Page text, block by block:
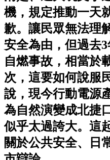
機，規定推動一天
歉。讓民眾無法理
安全為由，但過去
自燃事故，相當於
次，這要如何說服
說，現今行動電源
為自然演變成北捷
似乎太過誇大。這
關於公共安全、日